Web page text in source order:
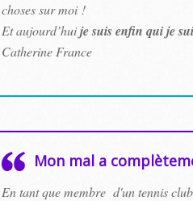
choses sur moi !
Et aujourd’huije suis enfin qui je
Catherine France
Mon mal a
En tant que membre d'un tennis